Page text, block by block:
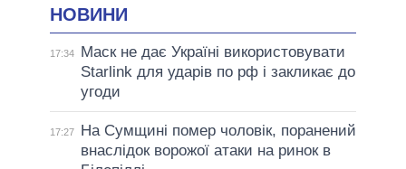
НОВИНИ
17:34
Маск не дає Україні використовувати
Starlink для ударів по рф і закликає до
угоди
17:27
На Сумщині помер чоловік, поранений
внаслідок ворожої атаки на ринок в